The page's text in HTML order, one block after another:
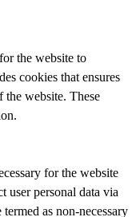
the website to
cookies that ensures
the website. These
for the website
user personal data via
as non-necessary